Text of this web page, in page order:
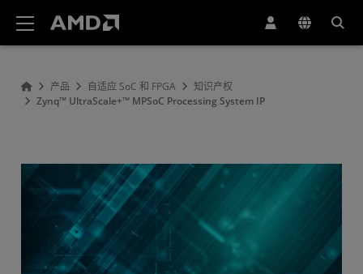
产品 自适应 SoC 和 FPGA
知识产权
Zynq™ UltraScale+™ MPSoC Processing System IP